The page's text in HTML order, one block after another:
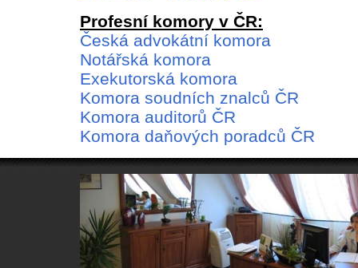
Profesní komory v ČR:
Česká advokátní komora
Notářská komora
Exekutorská komora
Komora soudních znalců ČR
Komora auditorů ČR
Komora daňových poradců ČR